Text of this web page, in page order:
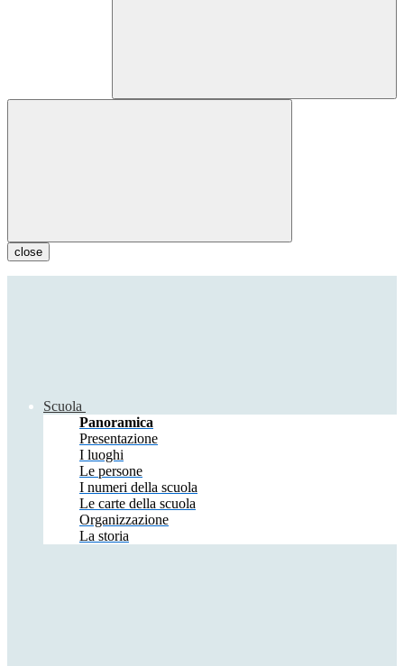
close
Scuola
Panoramica
Presentazione
I luoghi
Le persone
I numeri della scuola
Le carte della scuola
Organizzazione
La storia